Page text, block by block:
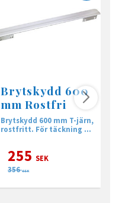
Brytskydd 600
mm Rostfri
Brytskydd 600 mm T-järn,
rostfritt. För täckning av
karm och båge.
255 SEK
356 SEK